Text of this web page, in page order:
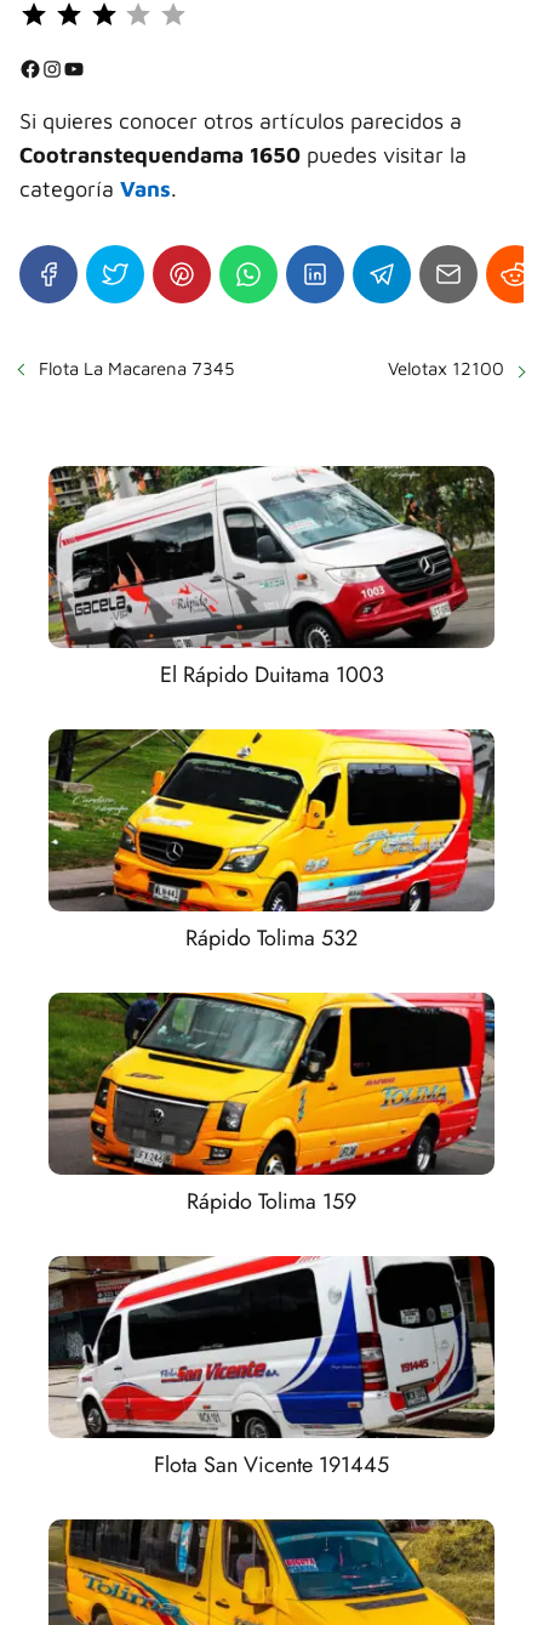
⭐
⭐
Facebook InstagramYouTube
Si quieres conocer otros artículos parecidos a
Cootranstequendama 1650 puedes visitar la
categoría Vans.
Flota La Macarena 7345 Velotax 12100
El Rápido Duitama 1003
Rápido Tolima 532
Rápido Tolima 159
Flota San Vicente 191445